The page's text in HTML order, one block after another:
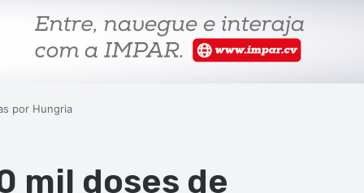
por Hungria
mil doses de